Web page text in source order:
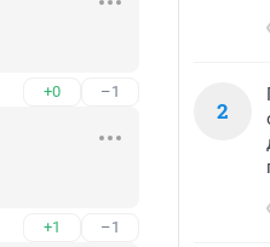
+0 –1
+1 –1
2